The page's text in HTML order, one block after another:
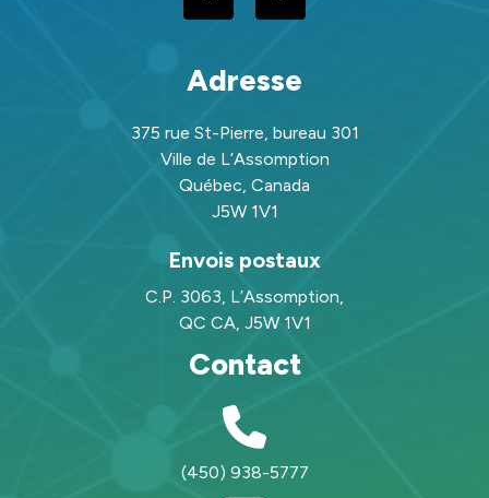
Adresse
375 rue St-Pierre, bureau 301
Ville de L’Assomption
Québec, Canada
J5W 1V1
Envois postaux
C.P. 3063, L’Assomption,
QC CA, J5W 1V1
Contact
(450) 938-5777